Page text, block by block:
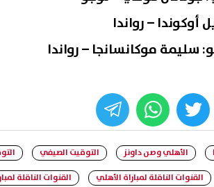
– رواندا
موكانسانجا – رواندا
twitter
whats
الأهلي وصن داونز التوقيت الصيفي
القنوات الناقلة لمباراة الأهلي القنوات الناقلة